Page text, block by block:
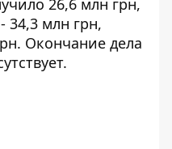
26,6 млн грн,
34,3 млн грн,
Окончание дела